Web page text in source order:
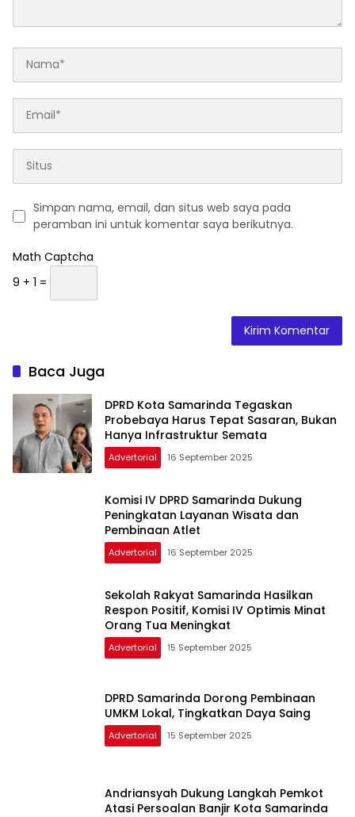
Simpan nama, email, dan situs web saya pada
peramban ini untuk komentar saya berikutnya.
Math Captcha
9 + 1 =
Baca Juga
DPRD Kota Samarinda Tegaskan
Probebaya Harus Tepat Sasaran, Bukan
Hanya Infrastruktur Semata
Advertorial 16 September 2025
Komisi IV DPRD Samarinda Dukung
Peningkatan Layanan Wisata dan
Pembinaan Atlet
Advertorial 16 September 2025
Sekolah Rakyat Samarinda Hasilkan
Respon Positif, Komisi IV Optimis Minat
Orang Tua Meningkat
Advertorial 15 September 2025
DPRD Samarinda Dorong Pembinaan
UMKM Lokal, Tingkatkan Daya Saing
Advertorial 15 September 2025
Andriansyah Dukung Langkah Pemkot
Atasi Persoalan Banjir Kota Samarinda